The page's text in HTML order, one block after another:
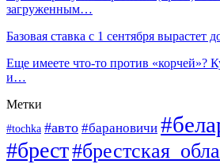
загруженным…
Базовая ставка с 1 сентября вырастет
Еще имеете что-то против «корчей»?
и…
Метки
#tochka #авто #барановичи
#брест